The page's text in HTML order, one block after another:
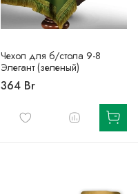
Чехол для б/стола 9-8
Элегант (зеленый)
364 Br